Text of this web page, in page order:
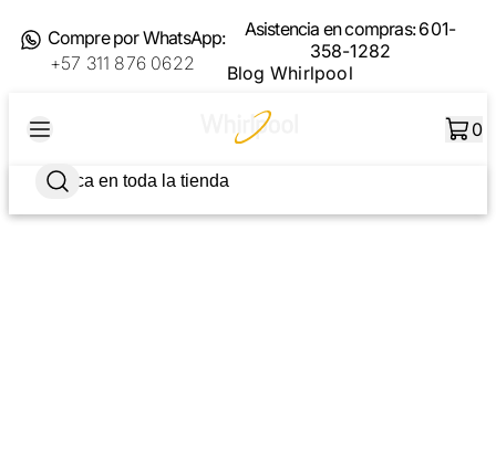
Compre por WhatsApp:
+57 311 876 0622
Asistencia en compras:601-
358-1282
Blog Whirlpool
0